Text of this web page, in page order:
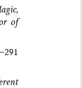
of